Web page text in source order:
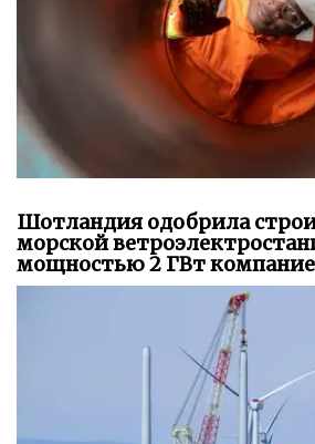
Шотландия одобрила
морской
мощностью 2 ГВт